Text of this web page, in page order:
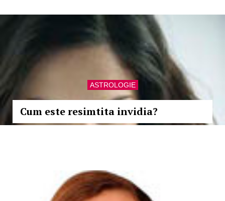
ASTROLOGIE
Cum este resimtita invidia?